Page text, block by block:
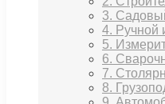
3.
4. Ручной
5.
6.
7.
8.